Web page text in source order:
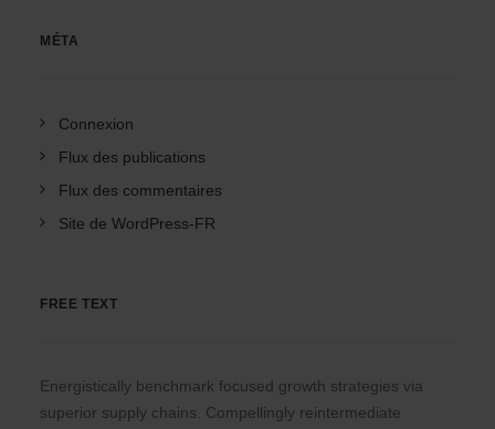
MÉTA
Connexion
Flux des publications
Flux des commentaires
Site de WordPress-FR
FREE TEXT
Energistically benchmark focused growth strategies via
superior supply chains. Compellingly reintermediate